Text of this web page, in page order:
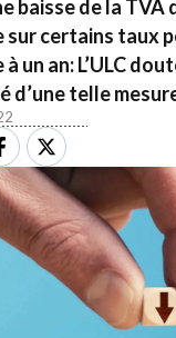
baisse de la TVA
sur certains taux
un an: L’ULC
d’une telle